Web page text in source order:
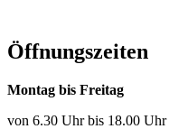
Öffnungszeiten
Montag bis Freitag
von 6.30 Uhr bis 18.00 Uhr